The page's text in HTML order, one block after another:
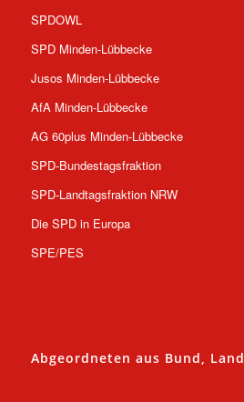
SPDOWL
SPD Minden-Lübbecke
Jusos Minden-Lübbecke
AfA Minden-Lübbecke
AG 60plus Minden-Lübbecke
SPD-Bundestagsfraktion
SPD-Landtagsfraktion NRW
Die SPD in Europa
SPE/PES
Abgeordneten aus Bund,